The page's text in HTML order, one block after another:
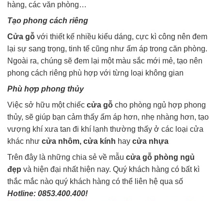
hàng, các văn phòng…
Tạo phong cách riêng
Cửa gỗ với thiết kế nhiều kiểu dáng, cực kì công nên đem
lại sự sang trọng, tinh tế cũng như ấm áp trong căn phòng.
Ngoài ra, chúng sẽ đem lại một màu sắc mới mẻ, tạo nên
phong cách riêng phù hợp với từng loại không gian
Phù hợp phong thủy
Việc sở hữu một chiếc cửa gỗ cho phòng ngủ hợp phong
thủy, sẽ giúp bạn cảm thấy ấm áp hơn, nhẹ nhàng hơn, tạo
vượng khí xưa tan đi khí lạnh thường thấy ở các loại cửa
khác như cửa nhôm, cửa kính hay cửa nhựa
Trên đây là những chia sẻ về mẫu cửa gỗ phòng ngủ
đẹp và hiện đại nhất hiện nay. Quý khách hàng có bất kì
thắc mắc nào quý khách hàng có thể liên hệ qua số
Hotline: 0853.400.400!